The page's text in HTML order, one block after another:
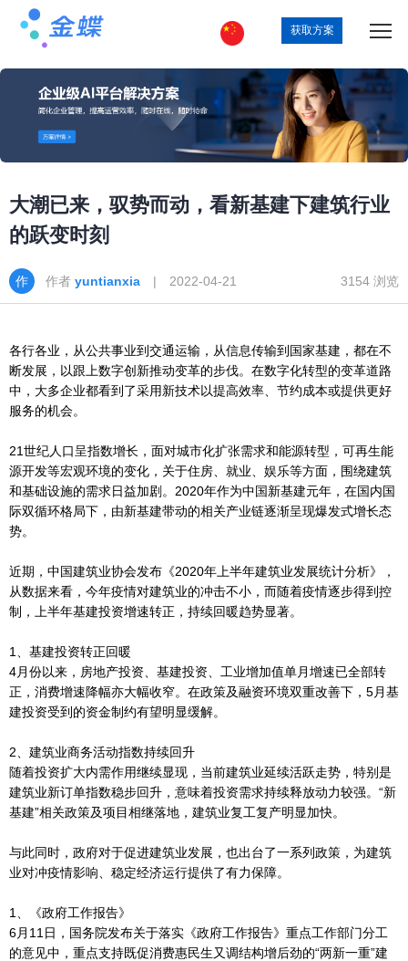
获取方案
大潮已来，驭势而动，看新基建下建筑行业
的跃变时刻
作者 yuntianxia | 2022-04-21 3154 浏览
各行各业，从公共事业到交通运输，从信息传输到国家基建，都在不
断发展，以跟上数字创新推动变革的步伐。在数字化转型的变革道路
中，大多企业都看到了采用新技术以提高效率、节约成本或提供更好
服务的机会。
21世纪人口呈指数增长，面对城市化扩张需求和能源转型，可再生能
源开发等宏观环境的变化，关于住房、就业、娱乐等方面，围绕建筑
和基础设施的需求日益加剧。2020年作为中国新基建元年，在国内国
际双循环格局下，由新基建带动的相关产业链逐渐呈现爆发式增长态
势。
近期，中国建筑业协会发布《2020年上半年建筑业发展统计分析》，
从数据来看，今年疫情对建筑业的冲击不小，而随着疫情逐步得到控
制，上半年基建投资增速转正，持续回暖趋势显著。
1、基建投资转正回暖
4月份以来，房地产投资、基建投资、工业增加值单月增速已全部转
正，消费增速降幅亦大幅收窄。在政策及融资环境双重改善下，5月基
建投资受到的资金制约有望明显缓解。
2、建筑业商务活动指数持续回升
随着投资扩大内需作用继续显现，当前建筑业延续活跃走势，特别是
建筑业新订单指数稳步回升，意味着投资需求持续释放动力较强。“新
基建”相关政策及项目相继落地，建筑业复工复产明显加快。
与此同时，政府对于促进建筑业发展，也出台了一系列政策，为建筑
业对冲疫情影响、稳定经济运行提供了有力保障。
1、《政府工作报告》
6月11日，国务院发布关于落实《政府工作报告》重点工作部门分工
的意见中，重点支持既促消费惠民生又调结构增后劲的“两新一重”建